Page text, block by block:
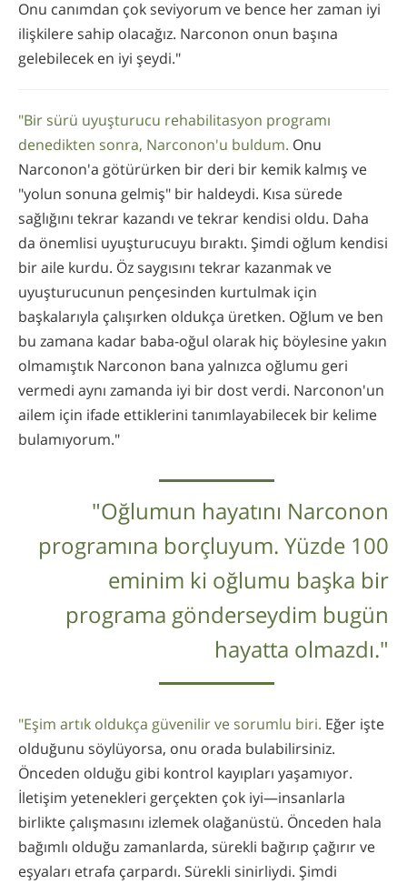
Onu canımdan çok seviyorum ve bence her zaman iyi
ilişkilere sahip olacağız. Narconon onun başına
gelebilecek en iyi şeydi."
"Bir sürü uyuşturucu rehabilitasyon programı
denedikten sonra, Narconon'u buldum. Onu
Narconon'a götürürken bir deri bir kemik kalmış ve
"yolun sonuna gelmiş" bir haldeydi. Kısa sürede
sağlığını tekrar kazandı ve tekrar kendisi oldu. Daha
da önemlisi uyuşturucuyu bıraktı. Şimdi oğlum kendisi
bir aile kurdu. Öz saygısını tekrar kazanmak ve
uyuşturucunun pençesinden kurtulmak için
başkalarıyla çalışırken oldukça üretken. Oğlum ve ben
bu zamana kadar baba-oğul olarak hiç böylesine yakın
olmamıştık Narconon bana yalnızca oğlumu geri
vermedi aynı zamanda iyi bir dost verdi. Narconon'un
ailem için ifade ettiklerini tanımlayabilecek bir kelime
bulamıyorum."
"Oğlumun hayatını Narconon
programına borçluyum. Yüzde 100
eminim ki oğlumu başka bir
programa gönderseydim bugün
hayatta olmazdı."
"Eşim artık oldukça güvenilir ve sorumlu biri. Eğer işte
olduğunu söylüyorsa, onu orada bulabilirsiniz.
Önceden olduğu gibi kontrol kayıpları yaşamıyor.
İletişim yetenekleri gerçekten çok iyi—insanlarla
birlikte çalışmasını izlemek olağanüstü. Önceden hala
bağımlı olduğu zamanlarda, sürekli bağırıp çağırır ve
eşyaları etrafa çarpardı. Sürekli sinirliydi. Şimdi